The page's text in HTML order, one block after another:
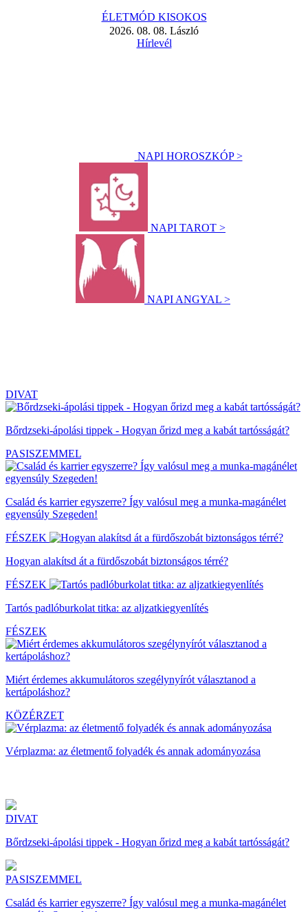
ÉLETMÓD KISOKOS
2026. 08. 08. László
Hírlevél
NAPI HOROSZKÓP >
NAPI TAROT >
NAPI ANGYAL >
DIVAT
Bőrdzseki-ápolási tippek - Hogyan őrizd meg a kabát tartósságát?
PASISZEMMEL
Család és karrier egyszerre? Így valósul meg a munka-magánélet
egyensúly Szegeden!
FÉSZEK
Hogyan alakítsd át a fürdőszobát biztonságos térré?
FÉSZEK
Tartós padlóburkolat titka: az aljzatkiegyenlítés
FÉSZEK
Miért érdemes akkumulátoros szegélynyírót választanod a
kertápoláshoz?
KÖZÉRZET
Vérplazma: az életmentő folyadék és annak adományozása
DIVAT
Bőrdzseki-ápolási tippek - Hogyan őrizd meg a kabát tartósságát?
PASISZEMMEL
Család és karrier egyszerre? Így valósul meg a munka-magánélet